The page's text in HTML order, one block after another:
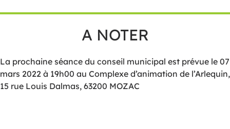
A NOTER
La prochaine séance du conseil municipal est prévue le 07
mars 2022 à 19h00 au Complexe d’animation de l’Arlequin,
15 rue Louis Dalmas, 63200 MOZAC